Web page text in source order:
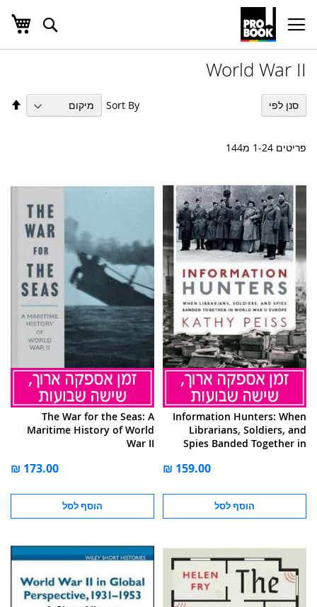
Skip
חפש
World War II
פריטים 1-24 מ144
Sort By
Information Hunters: When
Librarians, Soldiers, and
Spies Banded Together in
הוסף לסל
The War for the Seas: A
Maritime History of World
War II
הוסף לסל
סנן לפי